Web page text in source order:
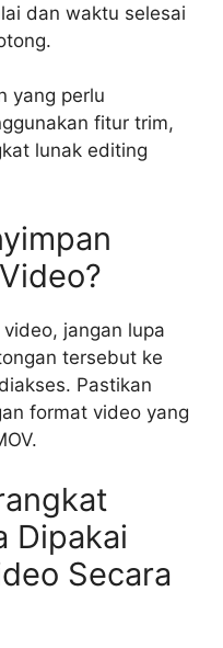
dan waktu selesai
yang perlu
fitur trim,
lunak editing
jangan lupa
tersebut ke
Pastikan
format video yang
Dipakai
Secara